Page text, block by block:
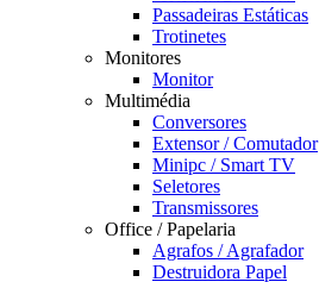
Passadeiras Estáticas
Trotinetes
Monitores
Monitor
Multimédia
Conversores
Extensor / Comutador
Minipc / Smart TV
Seletores
Transmissores
Office / Papelaria
Agrafos / Agrafador
Destruidora Papel